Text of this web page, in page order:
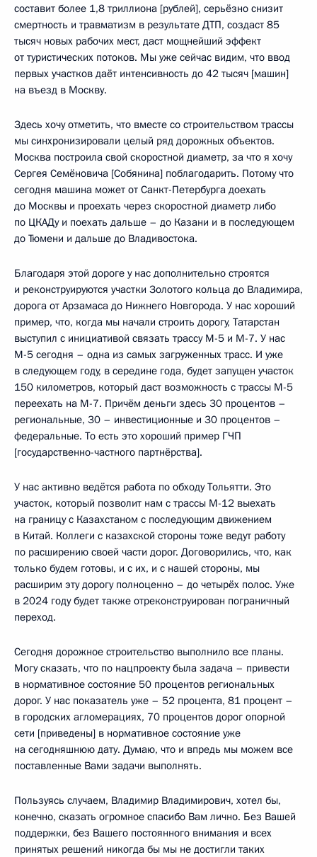
составит более 1,8 триллиона [рублей], серьёзно снизит
смертность и травматизм в результате ДТП, создаст 85
тысяч новых рабочих мест, даст мощнейший эффект
от туристических потоков. Мы уже сейчас видим, что ввод
первых участков даёт интенсивность до 42 тысяч [машин]
на въезд в Москву.
Здесь хочу отметить, что вместе со строительством трассы
мы синхронизировали целый ряд дорожных объектов.
Москва построила свой скоростной диаметр, за что я хочу
Сергея Семёновича [Собянина] поблагодарить. Потому что
сегодня машина может от Санкт-Петербурга доехать
до Москвы и проехать через скоростной диаметр либо
по ЦКАДу и поехать дальше – до Казани и в последующем
до Тюмени и дальше до Владивостока.
Благодаря этой дороге у нас дополнительно строятся
и реконструируются участки Золотого кольца до Владимира,
дорога от Арзамаса до Нижнего Новгорода. У нас хороший
пример, что, когда мы начали строить дорогу, Татарстан
выступил с инициативой связать трассу М-5 и М-7. У нас
М-5 сегодня – одна из самых загруженных трасс. И уже
в следующем году, в середине года, будет запущен участок
150 километров, который даст возможность с трассы М-5
переехать на М-7. Причём деньги здесь 30 процентов –
региональные, 30 – инвестиционные и 30 процентов –
федеральные. То есть это хороший пример ГЧП
[государственно-частного партнёрства].
У нас активно ведётся работа по обходу Тольятти. Это
участок, который позволит нам с трассы М-12 выехать
на границу с Казахстаном с последующим движением
в Китай. Коллеги с казахской стороны тоже ведут работу
по расширению своей части дорог. Договорились, что, как
только будем готовы, и с их, и с нашей стороны, мы
расширим эту дорогу полноценно – до четырёх полос. Уже
в 2024 году будет также отреконструирован пограничный
переход.
Сегодня дорожное строительство выполнило все планы.
Могу сказать, что по нацпроекту была задача – привести
в нормативное состояние 50 процентов региональных
дорог. У нас показатель уже – 52 процента, 81 процент –
в городских агломерациях, 70 процентов дорог опорной
сети [приведены] в нормативное состояние уже
на сегодняшнюю дату. Думаю, что и впредь мы можем все
поставленные Вами задачи выполнять.
Пользуясь случаем, Владимир Владимирович, хотел бы,
конечно, сказать огромное спасибо Вам лично. Без Вашей
поддержки, без Вашего постоянного внимания и всех
принятых решений никогда бы мы не достигли таких